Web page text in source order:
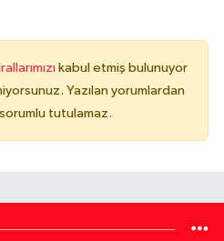
kabul etmiş bulunuyor
Yazılan yorumlardan
tutulamaz.